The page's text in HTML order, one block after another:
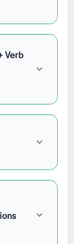
Verb